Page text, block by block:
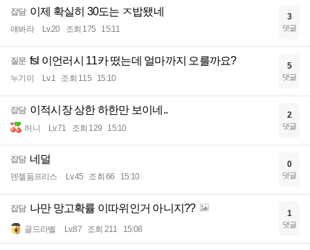
잡담 이제 확실히 30도는 ㅈ밥됐네
얘봐라 Lv.20 조회 175 15:11
3
댓글
질문 fsl 이언러시 11카 떴는데 얼마까지 오를까요?
누기이 Lv.1 조회 115 15:10
5
댓글
잡담 이적시장 상한 하한만 보이네..
허니 Lv.71 조회 129 15:10
2
댓글
잡담 네덜
덴젤둠프리스 Lv.45 조회 66 15:10
0
댓글
잡담 나만 망고확률 이따위인거 아니지??
골드라벨 Lv.87 조회 211 15:08
1
댓글